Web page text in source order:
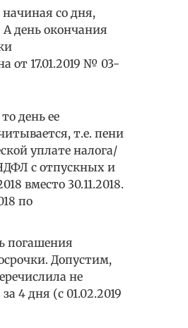
со дня,
день окончания
от 17.01.2019 № 03-
день ее
т.е. пени
уплате налога/
с отпускных и
вместо 30.11.2018.
по
погашения
Допустим,
не
4 дня (с 01.02.2019